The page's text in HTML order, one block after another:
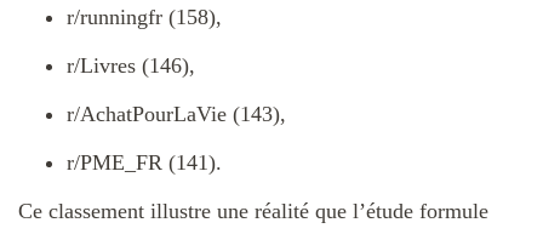
r/runningfr (158),
r/Livres (146),
r/AchatPourLaVie (143),
r/PME_FR (141).
Ce classement illustre une réalité que l’étude formule